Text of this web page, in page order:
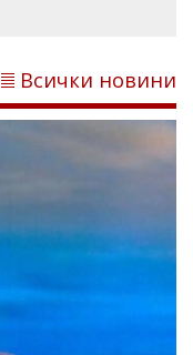
Всички новини